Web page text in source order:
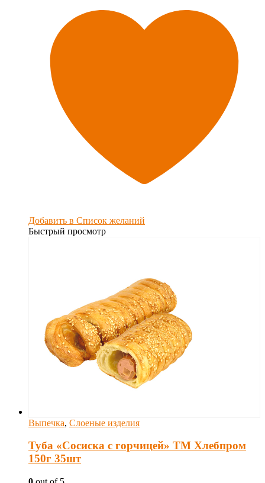
Добавить в Список желаний
Быстрый просмотр
Выпечка, Слоеные изделия
Туба «Сосиска с горчицей» ТМ Хлебпром
150г 35шт